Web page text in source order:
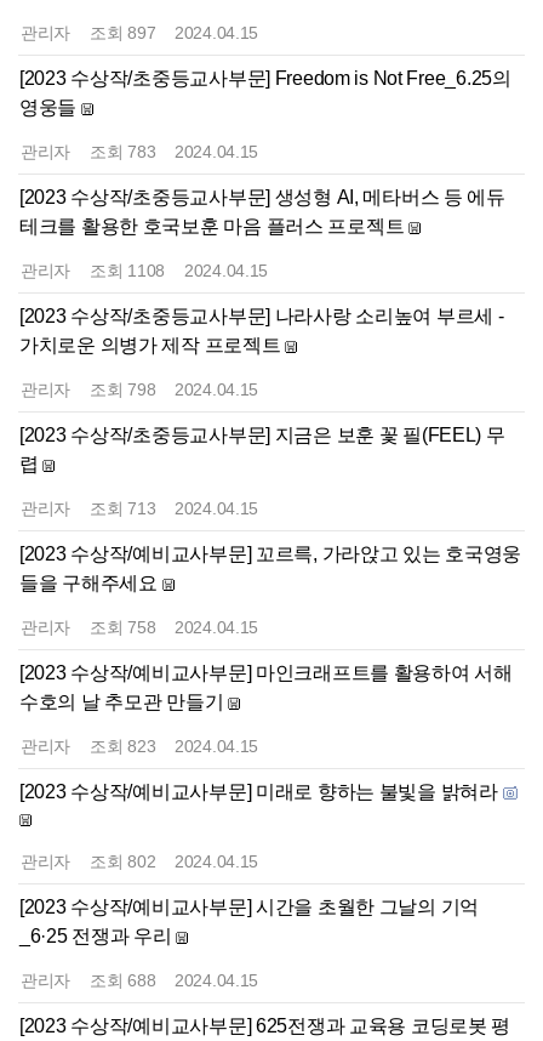
관리자 조회897 2024.04.15
[2023 수상작/초중등교사부문] Freedom is Not Free_6.25의
영웅들
관리자 조회783 2024.04.15
[2023 수상작/초중등교사부문] 생성형 AI, 메타버스 등 에듀
테크를 활용한 호국보훈 마음 플러스 프로젝트
관리자 조회 1108 2024.04.15
[2023 수상작/초중등교사부문] 나라사랑 소리높여 부르세 -
가치로운 의병가 제작 프로젝트
관리자 조회798 2024.04.15
[2023 수상작/초중등교사부문] 지금은 보훈 꽃 필(FEEL) 무
렵
관리자 조회713 2024.04.15
[2023 수상작/예비교사부문] 꼬르륵, 가라앉고 있는 호국영웅
들을 구해주세요
관리자 조회758 2024.04.15
[2023 수상작/예비교사부문] 마인크래프트를 활용하여 서해
수호의 날 추모관 만들기
관리자 조회823 2024.04.15
[2023 수상작/예비교사부문] 미래로 향하는 불빛을 밝혀라
관리자 조회802 2024.04.15
[2023 수상작/예비교사부문] 시간을 초월한 그날의 기억
_6·25 전쟁과 우리
관리자 조회688 2024.04.15
[2023 수상작/예비교사부문] 625전쟁과 교육용 코딩로봇 평